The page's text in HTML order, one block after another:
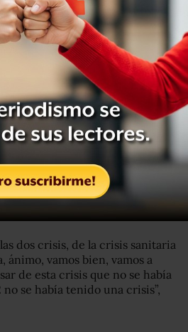
de camas para
el presidente repasó cifras de
con una apreciación del peso
pesos), y añadió que el precio
dólares por barril. Agregó que
de impuestos a pesar de la
dos crisis, de la crisis sanitaria
ánimo, vamos bien, vamos a
de esta crisis que no se había
se había tenido una crisis”,